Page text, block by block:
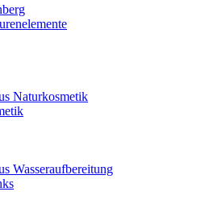
Naturkosmetik
Wasseraufbereitung